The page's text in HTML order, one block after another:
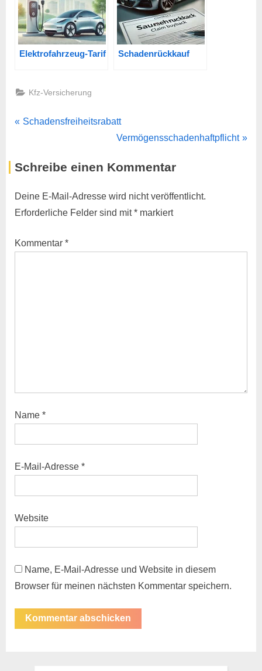
Elektrofahrzeug-Tarif Schadenrückkauf
Kfz-Versicherung
Beitragsnavigation
P
v
o
u
P
Schadensfreiheitsrabatt
N
x
P
o
t
Vermögensschadenhaftpflicht
Schreibe einen Kommentar
Deine E-Mail-Adresse wird nicht veröffentlicht.
Erforderliche Felder sind mit* markiert
Kommentar *
Name *
E-Mail-Adresse *
Website
Name, E-Mail-Adresse und Website in diesem
Browser für meinen nächsten Kommentar speichern.